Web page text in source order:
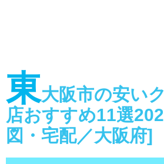
東大阪市の安い
店おすすめ11選
図・宅配／大阪府]